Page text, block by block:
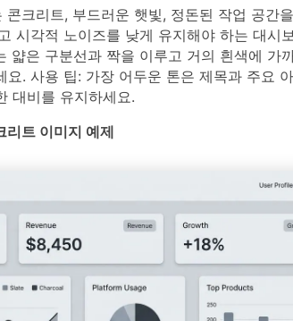
크리트, 부드러운 햇빛, 정돈된 작업 공간
시각적 노이즈를 낮게 유지해야 하는 대시
얇은 구분선과 짝을 이루고 거의 흰색에 가
. 사용 팁: 가장 어두운 톤은 제목과 주요
대비를 유지하세요.
트 이미지 예제